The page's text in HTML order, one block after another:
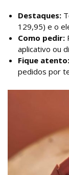
Destaques:
129,95) e o
Como pedir:
aplicativo ou
Fique atento:
pedidos por